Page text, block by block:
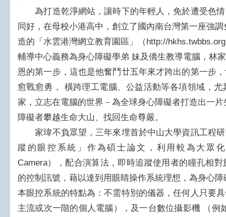
為打造乾淨網站，讓時下的年輕人，免於遭受色情
同好，在母校小港高中，創立了國內南台灣第一座強
造的「水雲港灣網立教育園區」（http://
輔導中心義務為身心障礙學弟 妹及僑生教導電腦，林
恩的第一步，這也是他奮鬥廿五年來才跨出的第一步
愈戰愈勇， 橫跨理工電腦、公益活動等各項領域，
家，立志在電腦的世界－為全球身心障礙者打造出一
障礙者攀越生命大山、找回生命尊嚴。
家瑋不負眾望，三年來埋首於中山大學資訊工程研
蹤的眼控系統」作為碩士論文，利用較為大眾化
Camera），配合演算法，即時追蹤使用者的瞳孔相
的控制訊號，藉以達到用眼睛操作系統理想，為身心
本眼控系統的特點為：不需特別的儀器，任何人只要
主流或次一階的個人電腦），及一台數位攝影機 （例